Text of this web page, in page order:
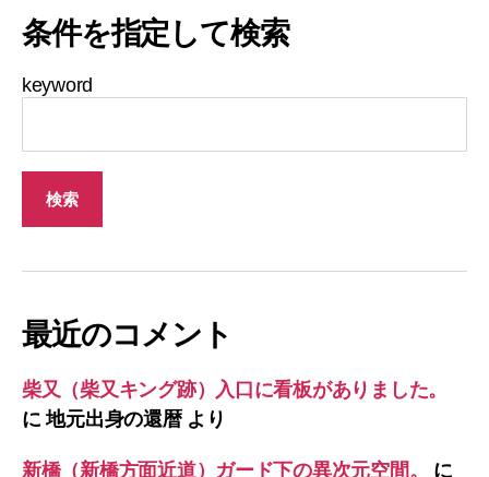
条件を指定して検索
keyword
最近のコメント
柴又（柴又キング跡）入口に看板がありました。
に地元出身の還暦より
新橋（新橋方面近道）ガード下の異次元空間。
に